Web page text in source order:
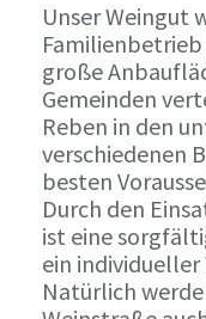
Unser Weingut
große
Gemeinden
Reben in den
verschiedenen
besten
Durch den
ist eine
ein
Natürlich